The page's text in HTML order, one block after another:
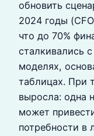
обновить
2024 годы
что до 70%
сталкивались
моделях,
таблицах. При
выросла: одна
может
потребности в